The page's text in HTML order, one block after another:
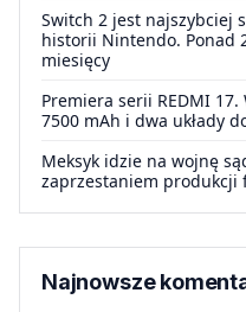
Switch 2 jest najszybciej
historii Nintendo. Ponad
miesięcy
Premiera serii REDMI
7500 mAh i dwa układy
Meksyk idzie na wojnę
zaprzestaniem produkcji
Najnowsze